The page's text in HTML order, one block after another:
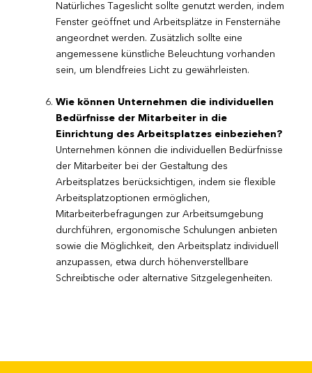
Natürliches Tageslicht sollte genutzt werden, indem
Fenster geöffnet und Arbeitsplätze in Fensternähe
angeordnet werden. Zusätzlich sollte eine
angemessene künstliche Beleuchtung vorhanden
sein, um blendfreies Licht zu gewährleisten.
Wie können Unternehmen die individuellen
Bedürfnisse der Mitarbeiter in die
Einrichtung des Arbeitsplatzes einbeziehen?
Unternehmen können die individuellen Bedürfnisse
der Mitarbeiter bei der Gestaltung des
Arbeitsplatzes berücksichtigen, indem sie flexible
Arbeitsplatzoptionen ermöglichen,
Mitarbeiterbefragungen zur Arbeitsumgebung
durchführen, ergonomische Schulungen anbieten
sowie die Möglichkeit, den Arbeitsplatz individuell
anzupassen, etwa durch höhenverstellbare
Schreibtische oder alternative Sitzgelegenheiten.